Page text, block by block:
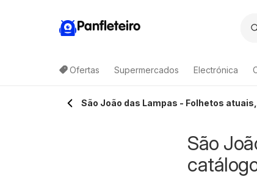
Panfleteiro
Ofertas Supermercados Electrónica
São João das Lampas - Folhetos
São